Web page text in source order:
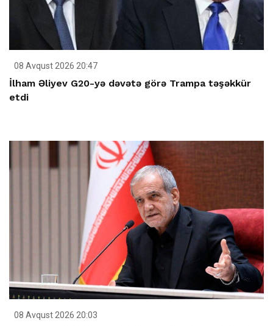
08 Avqust 2026 20:47
İlham Əliyev G20-yə dəvətə görə Trampa təşəkkür
etdi
08 Avqust 2026 20:03